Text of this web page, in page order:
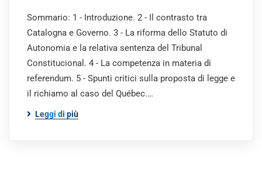
Sommario: 1 - Introduzione. 2 - Il contrasto tra
Catalogna e Governo. 3 - La riforma dello Statuto di
Autonomia e la relativa sentenza del Tribunal
Constitucional. 4 - La competenza in materia di
referendum. 5 - Spunti critici sulla proposta di legge e
il richiamo al caso del Québec.…
Leggi di più